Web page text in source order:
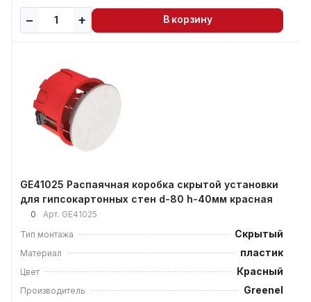
В корзину
GE41025 Распаячная коробка скрытой установки
для гипсокартонных стен d-80 h-40мм красная
0 Арт. GE41025
Тип монтажа
Скрытый
Материал пластик
Цвет Красный
Производитель Greenel